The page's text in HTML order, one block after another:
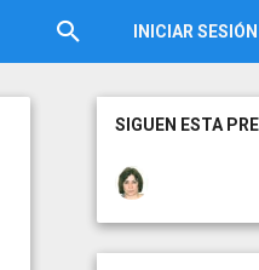
INICIAR SESIÓN
SIGUEN ESTA